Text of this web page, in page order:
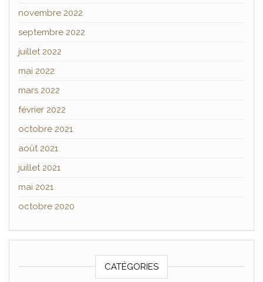
novembre 2022
septembre 2022
juillet 2022
mai 2022
mars 2022
février 2022
octobre 2021
août 2021
juillet 2021
mai 2021
octobre 2020
CATÉGORIES